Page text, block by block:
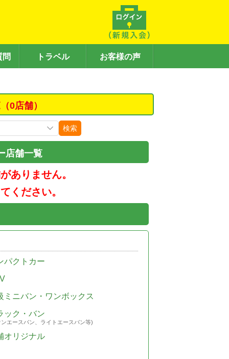
問 トラベル お客様の声
0店舗）
検索
店舗一覧
ありません。
ください。
パクトカー
ミニバン・ワンボックス
ック・バン
エースバン、ライトエースバン等)
オリジナル